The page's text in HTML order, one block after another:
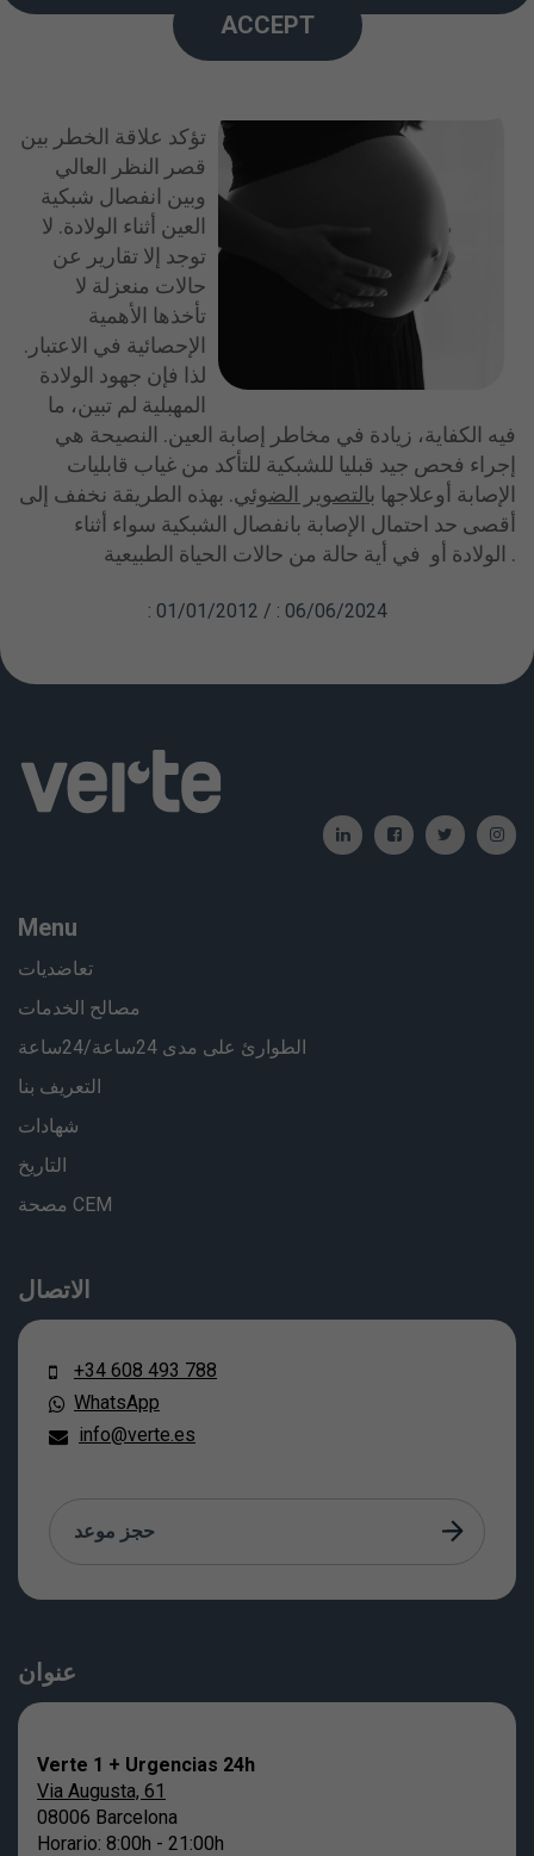
تؤكد علاقة الخطر بين
قصر النظر العالي
وبين انفصال شبكية
العين أثناء الولادة. لا
توجد إلا تقارير عن
حالات منعزلة لا
تأخذها الأهمية
الإحصائية في الاعتبار.
لذا فإن جهود الولادة
المهبلية لم تبين، ما
فيه الكفاية، زيادة في مخاطر إصابة العين. النصيحة هي
إجراء فحص جيد قبليا للشبكية للتأكد من غياب قابليات
الإصابة أوعلاجها بالتصوير الضوئي. بهذه الطريقة نخفف إلى
أقصى حد احتمال الإصابة بانفصال الشبكية سواء أثناء
الولادة أو في أية حالة من حالات الحياة الطبيعية .
: 01/01/2012 / : 06/06/2024
Menu
تعاضديات
مصالح الخدمات
الطوارئ على مدى 24ساعة/24ساعة
التعريف بنا
شهادات
التاريخ
مصحة CEM
الاتصال
+34 608 493 788
WhatsApp
info@verte.es
حجز موعد
عنوان
Verte 1 + Urgencias 24h
Via Augusta, 61
08006 Barcelona
Horario: 8:00h - 21:00h
ACCEPT